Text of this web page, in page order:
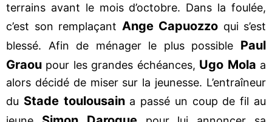
terrains avant le mois d’octobre. Dans la foulée,
c’est son remplaçant Ange Capuozzo qui s’est
blessé. Afin de ménager le plus possible Paul
Graou pour les grandes échéances, Ugo Mola a
alors décidé de miser sur la jeunesse. L’entraîneur
du Stade toulousaina passé un coup de fil au